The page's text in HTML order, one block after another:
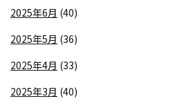
2025年6月 (40)
2025年5月 (36)
2025年4月 (33)
2025年3月 (40)